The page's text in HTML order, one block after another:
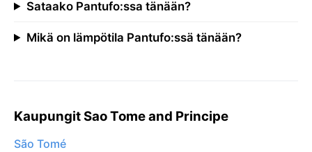
Sataako Pantufo:ssa tänään?
Mikä on lämpötila Pantufo:ssä tänään?
Kaupungit Sao Tome and Principe
São Tomé